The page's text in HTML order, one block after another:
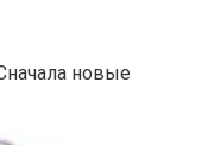
новые